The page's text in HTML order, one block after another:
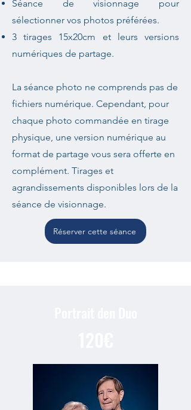
Séance de visionnage pour
sélectionner vos photos préférées.
3 tirages 15x20cm et leurs versions
numériques de partage.
La séance photo ne comprends pas de
fichiers numérique. Cependant, pour
chaque photo commandée en tirage
physique, une version numérique au
format de partage vous sera offerte en
complément. Tirages et
agrandissements disponibles lors de la
séance de visionnage.
Réserver cette séance